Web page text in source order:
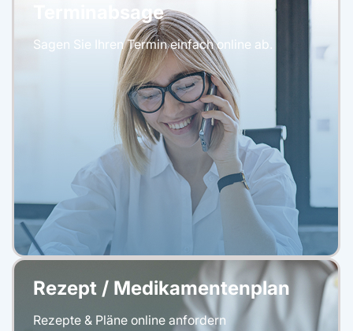
Terminabsage
Sagen Sie Ihren Termin einfach online ab.
Rezept / Medikamentenplan
Rezepte & Pläne online anfordern